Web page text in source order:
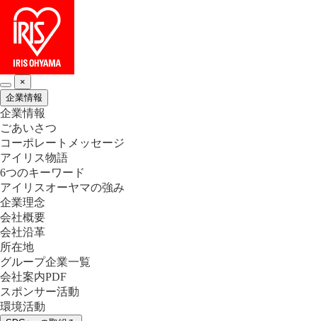
×
企業情報
企業情報
ごあいさつ
コーポレートメッセージ
アイリス物語
6つのキーワード
アイリスオーヤマの強み
企業理念
会社概要
会社沿革
所在地
グループ企業一覧
会社案内PDF
スポンサー活動
環境活動